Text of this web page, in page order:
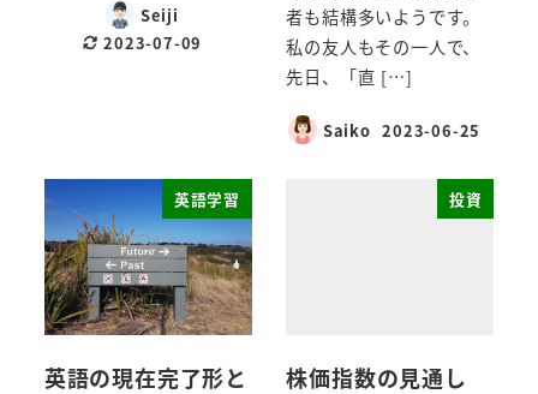
Seiji
2023-07-09
者も結構多いようです。
私の友人もその一人で、
先日、「直 […]
Saiko 2023-06-25
英語学習
英語の現在完了形と
投資
株価指数の見通し